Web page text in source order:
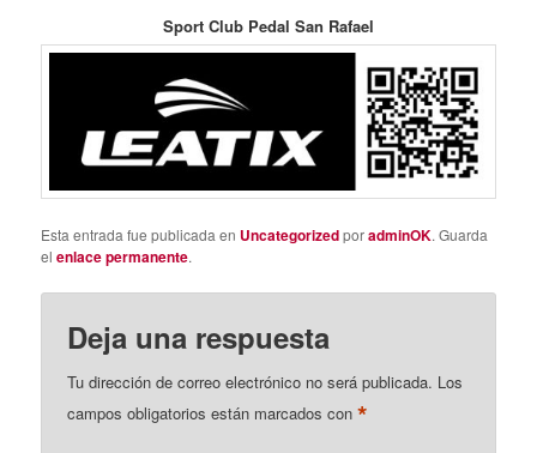
Sport Club Pedal San Rafael
Esta entrada fue publicada en UncategorizedporadminOK. Guarda
elenlace permanente.
Deja una respuesta
Tu dirección de correo electrónico no será publicada. Los
campos obligatorios están marcados con*